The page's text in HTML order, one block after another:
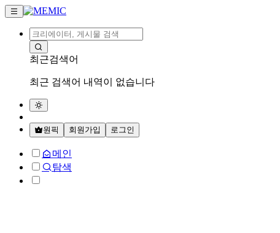
최근검색어
최근 검색어 내역이 없습니다
원픽 회원가입 로그인
메인
탐색